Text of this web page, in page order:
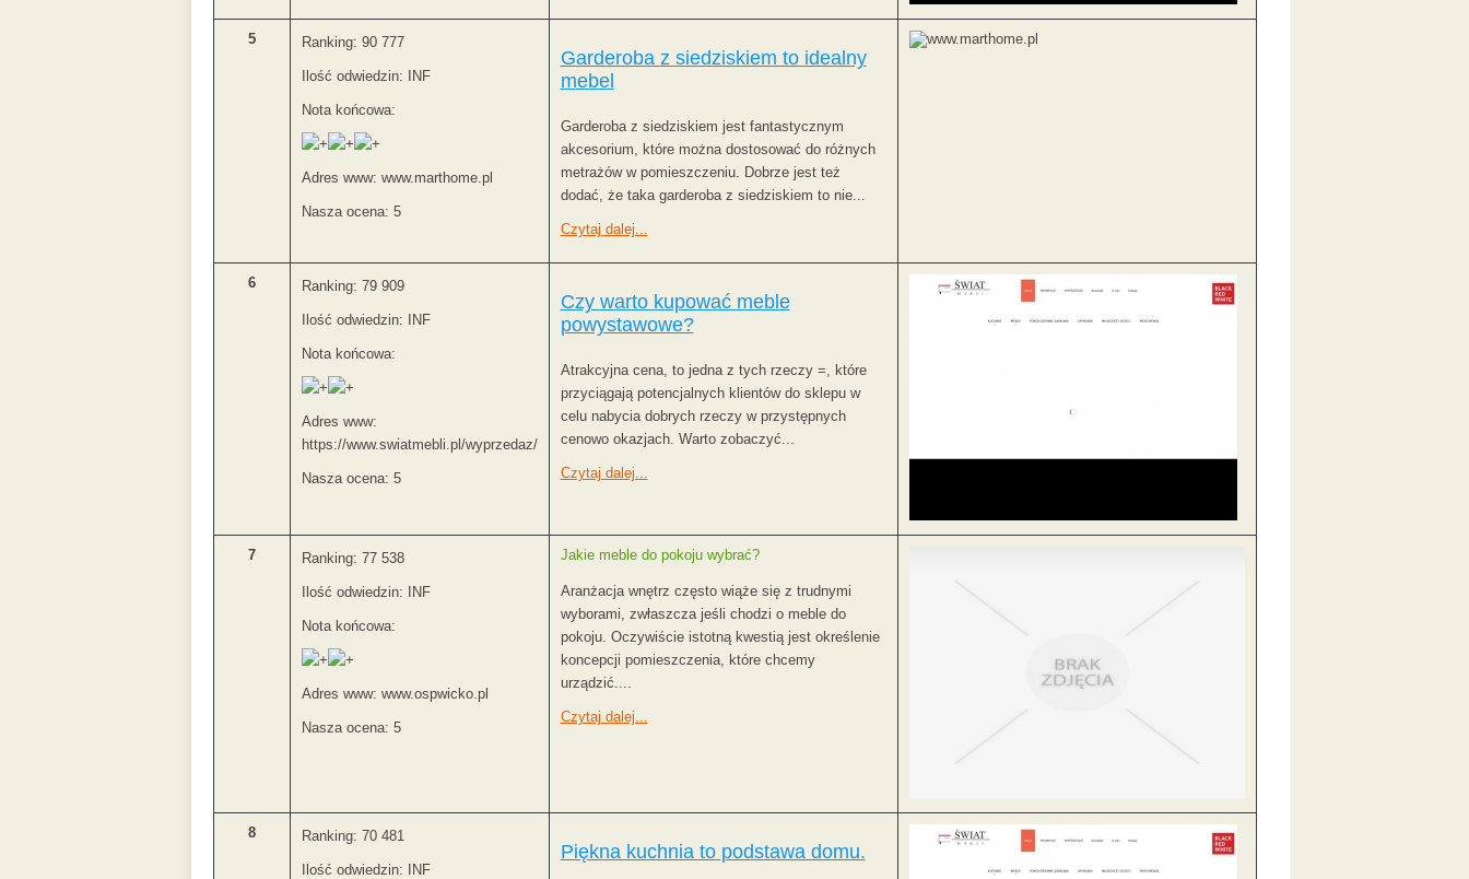
5 Ranking: 90 777
Ilość odwiedzin: INF
Nota końcowa:
Adres www: www.marthome.pl
Nasza ocena: 5
Garderoba z siedziskiem to idealny
mebel
Garderoba z siedziskiem jest fantastycznym
akcesorium, które można dostosować do różnych
metrażów w pomieszczeniu. Dobrze jest też
dodać, że taka garderoba z siedziskiem to nie...
Czytaj dalej...
6 Ranking: 79 909
Ilość odwiedzin: INF
Nota końcowa:
Adres www:
https://www.swiatmebli.pl/wyprzedaz/
Nasza ocena: 5
Czy warto kupować meble
powystawowe?
Atrakcyjna cena, to jedna z tych rzeczy =, które
przyciągają potencjalnych klientów do sklepu w
celu nabycia dobrych rzeczy w przystępnych
cenowo okazjach. Warto zobaczyć...
Czytaj dalej...
7 Ranking: 77 538
Ilość odwiedzin: INF
Nota końcowa:
Adres www: www.ospwicko.pl
Nasza ocena: 5
Jakie meble do pokoju wybrać?
Aranżacja wnętrz często wiąże się z trudnymi
wyborami, zwłaszcza jeśli chodzi o meble do
pokoju. Oczywiście istotną kwestią jest określenie
koncepcji pomieszczenia, które chcemy
urządzić....
Czytaj dalej...
8 Ranking: 70 481
Ilość odwiedzin: INF
Piękna kuchnia to podstawa domu.